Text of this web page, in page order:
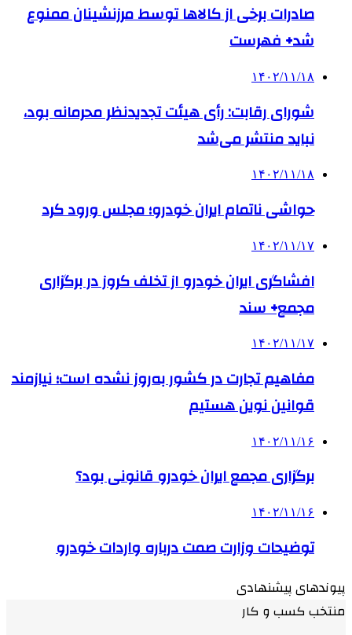
صادرات برخی از کالاها توسط مرزنشینان ممنوع
شد+ فهرست
۱۴۰۲/۱۱/۱۸
شورای رقابت: رأی هیئت تجدیدنظر محرمانه بود،
نباید منتشر می‌شد
۱۴۰۲/۱۱/۱۸
حواشی ناتمام ایران خودرو؛ مجلس ورود کرد
۱۴۰۲/۱۱/۱۷
افشاگری ایران خودرو از تخلف کروز در برگزاری
مجمع+ سند
۱۴۰۲/۱۱/۱۷
مفاهیم تجارت در کشور به‌روز نشده است؛ نیازمند
قوانین نوین هستیم
۱۴۰۲/۱۱/۱۶
برگزاری مجمع ایران خودرو قانونی بود؟
۱۴۰۲/۱۱/۱۶
توضیحات وزارت صمت درباره واردات خودرو
پیوندهای پیشنهادی
منتخب کسب و کار